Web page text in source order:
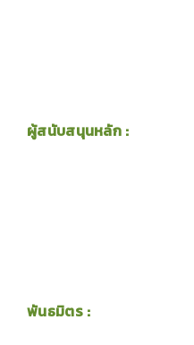
ผู้สนับสนุนหลัก :
พันธมิตร :